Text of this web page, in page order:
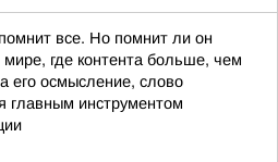
все. Но помнит ли он
где контента больше, чем
его осмысление, слово
главным инструментом